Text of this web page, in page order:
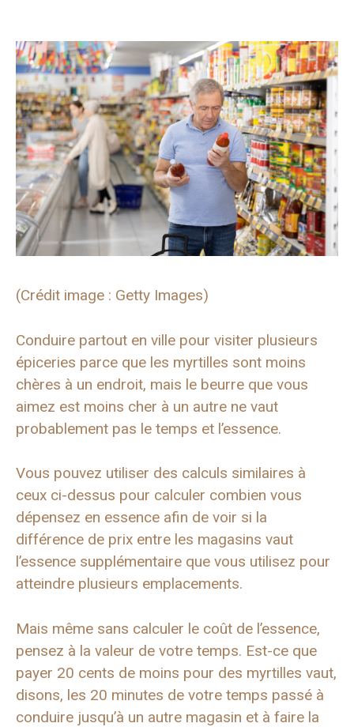
(Crédit image : Getty Images)
Conduire partout en ville pour visiter plusieurs
épiceries parce que les myrtilles sont moins
chères à un endroit, mais le beurre que vous
aimez est moins cher à un autre ne vaut
probablement pas le temps et l’essence.
Vous pouvez utiliser des calculs similaires à
ceux ci-dessus pour calculer combien vous
dépensez en essence afin de voir si la
différence de prix entre les magasins vaut
l’essence supplémentaire que vous utilisez pour
atteindre plusieurs emplacements.
Mais même sans calculer le coût de l’essence,
pensez à la valeur de votre temps. Est-ce que
payer 20 cents de moins pour des myrtilles vaut,
disons, les 20 minutes de votre temps passé à
conduire jusqu’à un autre magasin et à faire la